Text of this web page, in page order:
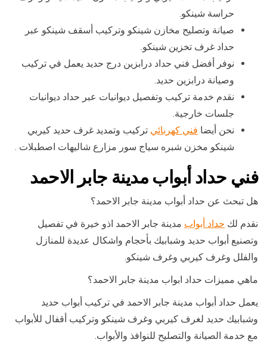
حراسة شينكو.
صيانة وتصليح مخازن شينكو وتركيب أسقف شينكو عبر
حداد غرف تخزين شينكو.
نوفر أفضل فني حداد درابزين درج حديد يعمل في تركيب
وصيانة درابزين حديد.
نقدم خدمة تركيب وتفصيل ديوانيات عبر حداد ديوانيات
جلسات خارجية.
نحن أيضا فني كهربائي تركيب وتمديد غرف حديد كيربي
شينكو مخزن شبره سياج سور مزارع شاليهات اصطبلات .
فني حداد أبواب مدينة جابر الاحمد
هل تبحث عن حداد أبواب مدينة جابر الاحمد؟
نقدم لك حداد أبواب مدينة جابر الاحمد اذو خيرة في تفصيل
وتصنيع أبواب حديد وشبابيك بأحجام واشكال عديدة للمنازل
والفلل وغرف كيربي وغرف شينكو.
ماهي مميزات حداد ابواب مدينة جابر الاحمد؟
يعمل حداد أبواب مدينة جابر الاحمد في تركيب أبواب حديد
وشبابيك حديد لغرف كيربي وغرف شينكو وتركيب أقفال للأبواب
مع خدمة الصيانة والتصليح للنوافذ والأبواب.